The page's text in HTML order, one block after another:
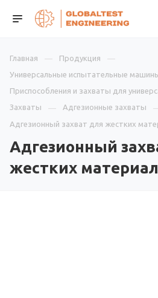
Главная
Продукция
Универсальные испытательные
Приспособления и захваты для
Захваты
Адгезионные захваты
Адгезионный захват для жестких
Адгезионный
жестких